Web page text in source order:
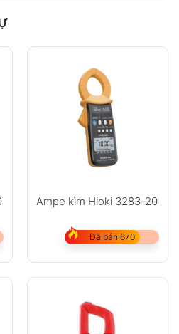
Ampe kìm Hioki 3283-20
Đã bán 670